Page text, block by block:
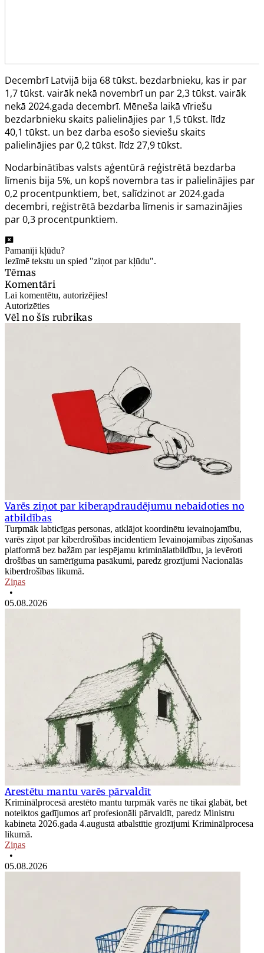
Decembrī Latvijā bija 68 tūkst. bezdarbnieku, kas ir par
1,7 tūkst. vairāk nekā novembrī un par 2,3 tūkst. vairāk
nekā 2024.gada decembrī. Mēneša laikā vīriešu
bezdarbnieku skaits palielinājies par 1,5 tūkst. līdz
40,1 tūkst. un bez darba esošo sieviešu skaits
palielinājies par 0,2 tūkst. līdz 27,9 tūkst.
Nodarbinātības valsts aģentūrā reģistrētā bezdarba
līmenis bija 5%, un kopš novembra tas ir palielinājies par
0,2 procentpunktiem, bet, salīdzinot ar 2024.gada
decembri, reģistrētā bezdarba līmenis ir samazinājies
par 0,3 procentpunktiem.
Pamanīji kļūdu?
Iezīmē tekstu un spied "ziņot par kļūdu".
Tēmas
Komentāri
Lai komentētu, autorizējies!
Autorizēties
Vēl no šīs rubrikas
Varēs ziņot par kiberapdraudējumu nebaidoties no
atbildības
Turpmāk labticīgas personas, atklājot koordinētu ievainojamību,
varēs ziņot par kiberdrošības incidentiem Ievainojamības ziņošanas
platformā bez bažām par iespējamu kriminālatbildību, ja ievēroti
drošības un samērīguma pasākumi, paredz grozījumi Nacionālās
kiberdrošības likumā.
Ziņas
•
05.08.2026
Arestētu mantu varēs pārvaldīt
Kriminālprocesā arestēto mantu turpmāk varēs ne tikai glabāt, bet
noteiktos gadījumos arī profesionāli pārvaldīt, paredz Ministru
kabineta 2026.gada 4.augustā atbalstītie grozījumi Kriminālprocesa
likumā.
Ziņas
•
05.08.2026